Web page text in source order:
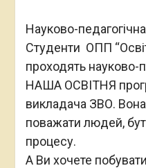
Науково-
Студенти ОПП
проходять науково-
НАША ОСВІТНЯ
викладача ЗВО.
поважати людей,
процесу.
А Ви хочете